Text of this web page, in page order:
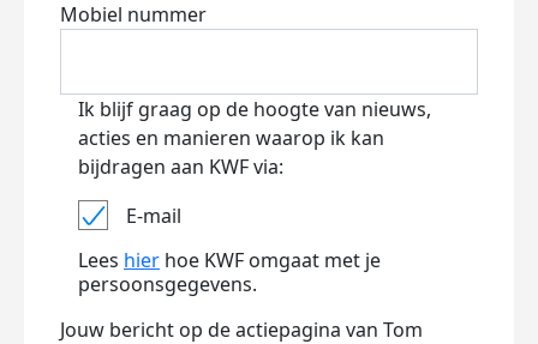
Mobiel nummer
Ik blijf graag op de hoogte van nieuws,
acties en manieren waarop ik kan
bijdragen aan KWF via:
E-mail
Lees hier hoe KWF omgaat met je
persoonsgegevens.
Jouw bericht op de actiepagina van Tom